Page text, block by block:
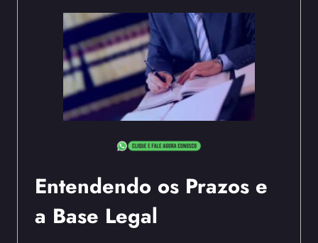
Entendendo os Prazos e
a Base Legal